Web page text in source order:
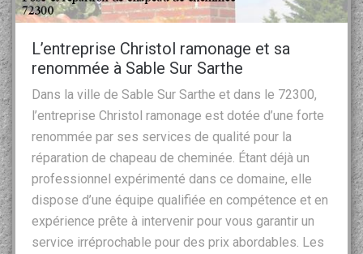
L’entreprise Christol ramonage et sa
renommée à Sable Sur Sarthe
Dans la ville de Sable Sur Sarthe et dans le 72300,
l’entreprise Christol ramonage est dotée d’une forte
renommée par ses services de qualité pour la
réparation de chapeau de cheminée. Étant déjà un
professionnel expérimenté dans ce domaine, elle
dispose d’une équipe qualifiée en compétence et en
expérience prête à intervenir pour vous garantir un
service irréprochable pour des prix abordables. Les